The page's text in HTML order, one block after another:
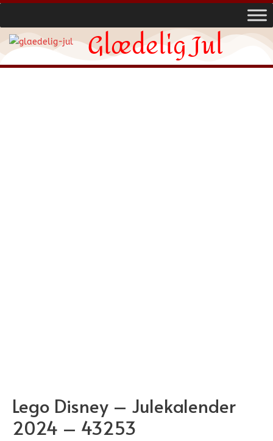
Glædelig Jul
Lego Disney – Julekalender
2024 – 43253